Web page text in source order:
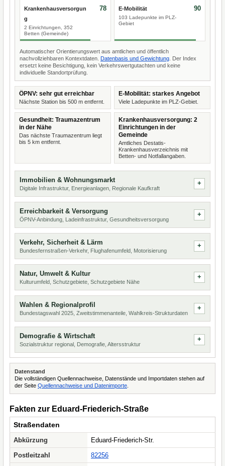
Krankenhausversorgun
g
2 Einrichtungen, 352
Betten (Gemeinde)
78 E-Mobilität
103 Ladepunkte im PLZ-
Gebiet
90
Automatischer Orientierungswert aus amtlichen und öffentlich
nachvollziehbaren Kontextdaten. Datenbasis und Gewichtung . Der Index
ersetzt keine Besichtigung, kein Verkehrswertgutachten und keine
individuelle Standortprüfung.
ÖPNV: sehr gut erreichbar
Nächste Station bis 500 m entfernt.
E-Mobilität: starkes Angebot
Viele Ladepunkte im PLZ-Gebiet.
Gesundheit: Traumazentrum
in der Nähe
Das nächste Traumazentrum liegt
bis 5 km entfernt.
Krankenhausversorgung: 2
Einrichtungen in der
Gemeinde
Amtliches Destatis-
Krankenhausverzeichnis mit
Betten- und Notfallangaben.
Immobilien & Wohnungsmarkt
Digitale Infrastruktur, Energieanlagen, Regionale Kaufkraft
Erreichbarkeit & Versorgung
ÖPNV-Anbindung, Ladeinfrastruktur, Gesundheitsversorgung
Verkehr, Sicherheit & Lärm
Bundesfernstraßen-Verkehr, Flughafenumfeld, Motorisierung
Natur, Umwelt & Kultur
Kulturumfeld, Schutzgebiete, Schutzgebiete Nähe
Wahlen & Regionalprofil
Bundestagswahl 2025, Zweitstimmenanteile, Wahlkreis-Strukturdaten
Demografie & Wirtschaft
Sozialstruktur regional, Demografie, Altersstruktur
Datenstand
Die vollständigen Quellennachweise, Datenstände und Importdaten stehen auf
der Seite Quellennachweise und Datenimporte
Fakten zur Eduard-Friederich-Straße
Straßendaten
Abkürzung
Eduard-Friederich-Str.
Postleitzahl
82256